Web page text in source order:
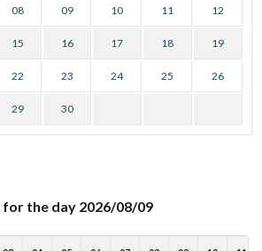
08 09 10 11 12
15 16 17 18 19
22 23 24 25 26
29 30
the day 2026/08/09